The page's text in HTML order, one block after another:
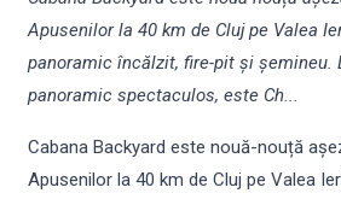
Apusenilor la 40 km de Cluj pe Valea
panoramic încălzit, fire-pit și șemineu.
panoramic spectaculos, este Ch...
Cabana Backyard este nouă-nouță
Apusenilor la 40 km de Cluj pe Valea